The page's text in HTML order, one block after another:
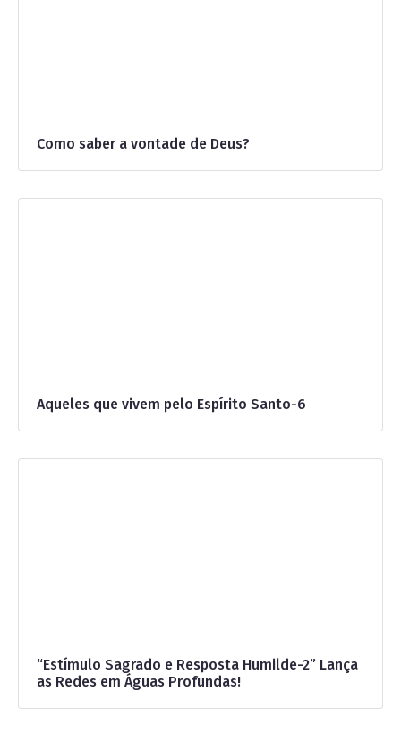
Como saber a vontade de Deus?
Aqueles que vivem pelo Espírito Santo-6
“Estímulo Sagrado e Resposta Humilde-2” Lança
as Redes em Águas Profundas!